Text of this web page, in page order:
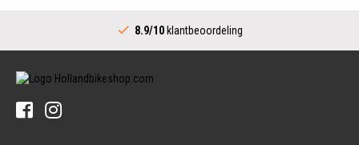
Versnellingshendel (Stads)
Tandwiel interne Naaf
Banden
Buitenbanden
Achternaaf
Stuur
8.9/10 klantbeoordeling